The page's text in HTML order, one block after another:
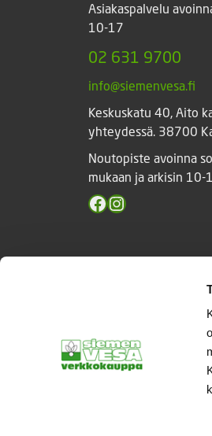
Asiakaspalvelu
10-17
02 631 9700
info@siemenvesa.fi
Keskuskatu 40, Aito
yhteydessä. 38700
Noutopiste avoinna
mukaan ja arkisin 10-
Facebook
Instagram
© Siemenvesa